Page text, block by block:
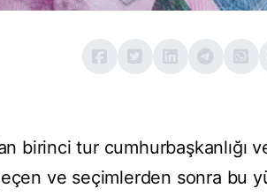
birinci tur
ve seçimlerden sonra bu